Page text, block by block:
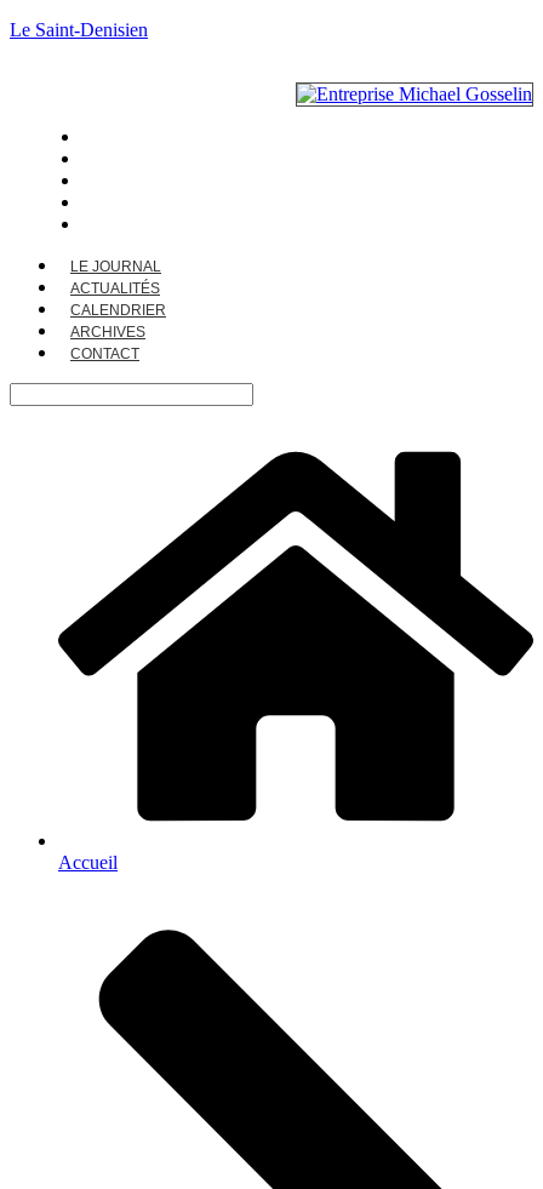
Le Saint-Denisien
LE JOURNAL
ACTUALITÉS
CALENDRIER
ARCHIVES
CONTACT
Accueil